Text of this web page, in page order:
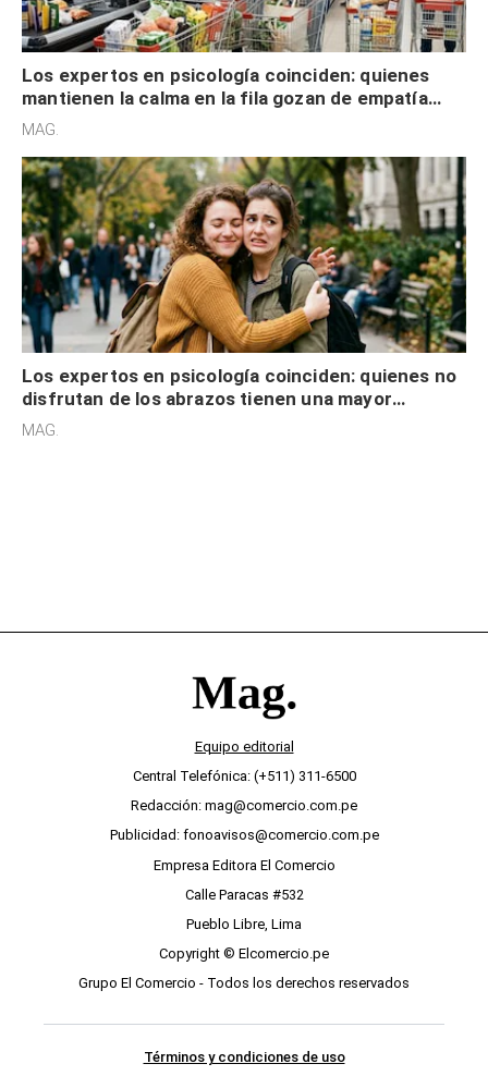
Los expertos en psicología coinciden: quienes
mantienen la calma en la fila gozan de empatía
cognitiva, gratitud y no solo tienen autocontrol
MAG.
Los expertos en psicología coinciden: quienes no
disfrutan de los abrazos tienen una mayor
sensibilidad a los estímulos físicos y no es por
MAG.
Equipo editorial
Central Telefónica: (+511) 311-6500
Redacción: mag@comercio.com.pe
Publicidad: fonoavisos@comercio.com.pe
Empresa Editora El Comercio
Calle Paracas #532
Pueblo Libre, Lima
Copyright © Elcomercio.pe
Grupo El Comercio - Todos los derechos reservados
Términos y condiciones de uso